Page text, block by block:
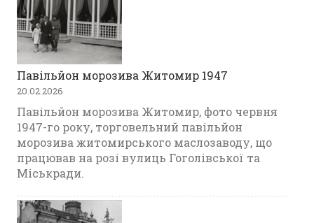
Павільйон морозива Житомир 1947
20.02.2026
Павільйон морозива Житомир, фото червня
1947-го року, торговельний павільйон
морозива житомирського маслозаводу, що
працював на розі вулиць Гоголівської та
Міськради.